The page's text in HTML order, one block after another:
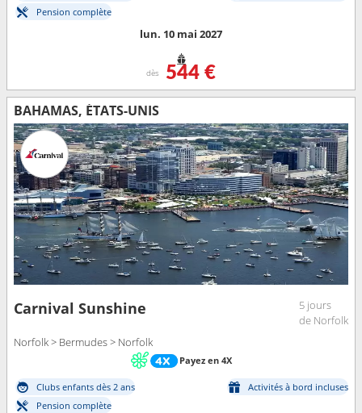
Pension complète
lun. 10 mai 2027
dès 544 €
BAHAMAS, ÉTATS-UNIS
Carnival Sunshine
5 jours
de Norfolk
Norfolk > Bermudes > Norfolk
Payez en 4X
Clubs enfants dès 2 ans
Activités à bord incluses
Pension complète